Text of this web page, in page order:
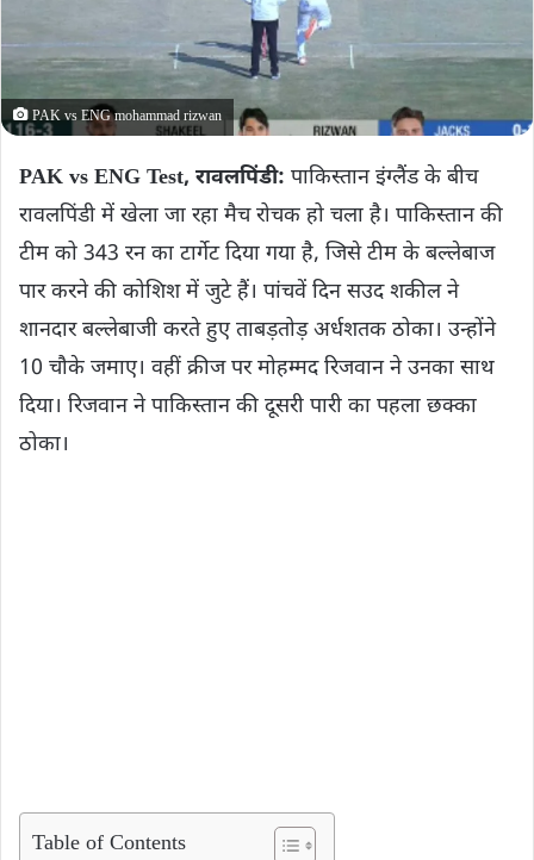
PAK vs ENG mohammad rizwan
PAK vs ENG Test, रावलपिंडी: पाकिस्तान इंग्लैंड के बीच
रावलपिंडी में खेला जा रहा मैच रोचक हो चला है। पाकिस्तान की
टीम को 343 रन का टार्गेट दिया गया है, जिसे टीम के बल्लेबाज
पार करने की कोशिश में जुटे हैं। पांचवें दिन सउद शकील ने
शानदार बल्लेबाजी करते हुए ताबड़तोड़ अर्धशतक ठोका। उन्होंने
10 चौके जमाए। वहीं क्रीज पर मोहम्मद रिजवान ने उनका साथ
दिया। रिजवान ने पाकिस्तान की दूसरी पारी का पहला छक्का
ठोका।
Table of Contents